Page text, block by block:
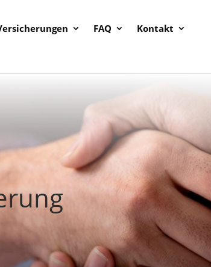
FAQ Kontakt